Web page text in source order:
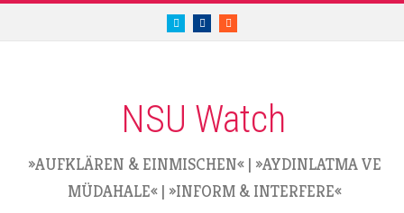
twitter.com/nsuwatch
facebook.com/nsuwatch
RSS
NSU Watch
»AUFKLÄREN & EINMISCHEN« | »AYDINLATMA VE
MÜDAHALE« | »INFORM & INTERFERE«